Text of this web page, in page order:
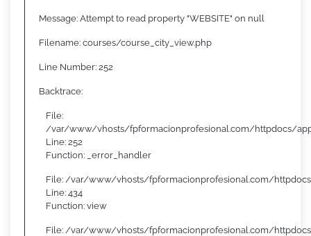
Message: Attempt to read property "WEBSITE" on null
Filename: courses/course_city_view.php
Line Number: 252
Backtrace:
File:
/var/www/vhosts/fpformacionprofesional.com/httpdocs/
Line: 252
Function: _error_handler
File: /var/www/vhosts/fpformacionprofesional.com/
Line: 434
Function: view
File: /var/www/vhosts/fpformacionprofesional.com/